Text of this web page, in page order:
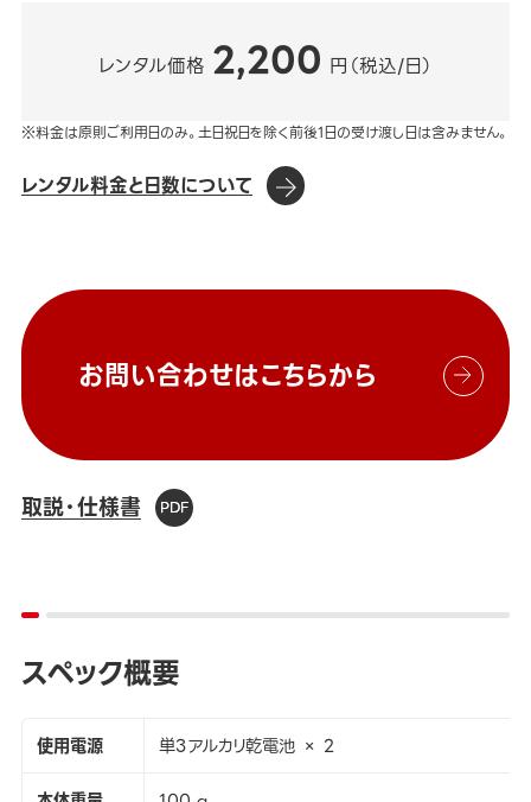
レンタル価格 2,200 円（税込/日）
※料金は原則ご利用日のみ。土日祝日を除く前後1日の受け渡し日は含みません。
レンタル料金と日数について
お問い合わせはこちらから
取説・仕様書
スペック概要
使用電源
単3アルカリ乾電池 × 2